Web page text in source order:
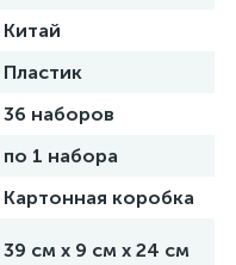
Китай
Пластик
36 наборов
по 1 набора
Картонная коробка
39 см х 9 см х 24 см